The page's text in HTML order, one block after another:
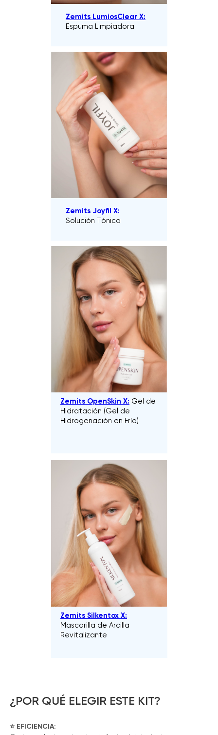
Zemits Silkentox X:
Mascarilla de Arcilla
Revitalizante
Zemits LumiosClear X:
Espuma Limpiadora
Zemits Joyfil X:
Solución Tónica
Zemits OpenSkin X: Gel de
Hidratación (Gel de
Hidrogenación en Frío)
¿POR QUÉ ELEGIR ESTE KIT?
⭐️ EFICIENCIA: